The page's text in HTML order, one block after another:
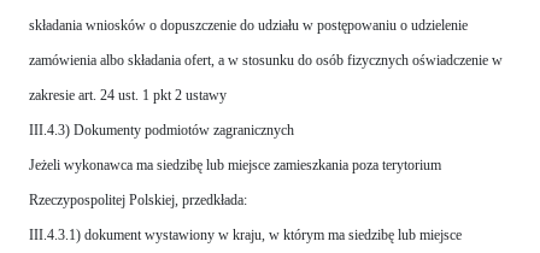
składania wniosków o dopuszczenie do udziału w postępowaniu o udzielenie
zamówienia albo składania ofert, a w stosunku do osób fizycznych oświadczenie w
zakresie art. 24 ust. 1 pkt 2 ustawy
III.4.3) Dokumenty podmiotów zagranicznych
Jeżeli wykonawca ma siedzibę lub miejsce zamieszkania poza terytorium
Rzeczypospolitej Polskiej, przedkłada:
III.4.3.1) dokument wystawiony w kraju, w którym ma siedzibę lub miejsce